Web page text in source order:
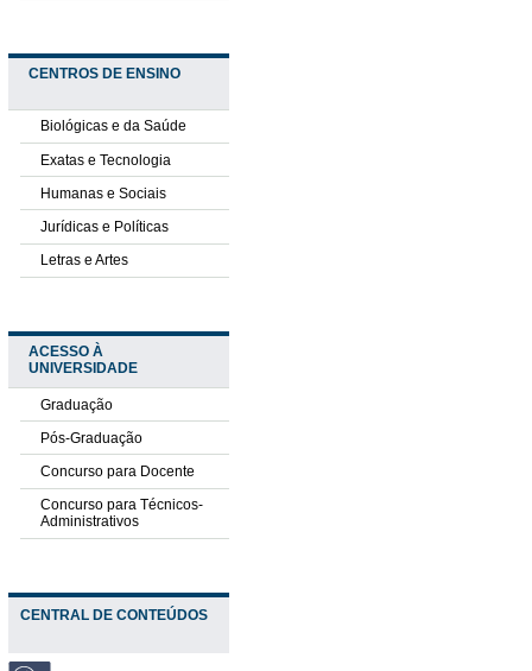
CENTROS DE ENSINO
Biológicas e da Saúde
Exatas e Tecnologia
Humanas e Sociais
Jurídicas e Políticas
Letras e Artes
ACESSO À
UNIVERSIDADE
Graduação
Pós-Graduação
Concurso para Docente
Concurso para Técnicos-
Administrativos
CENTRAL DE CONTEÚDOS